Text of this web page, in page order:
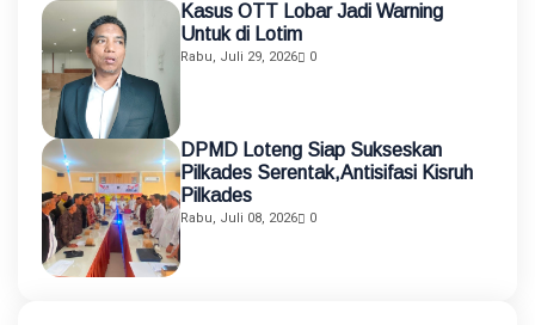
Kasus OTT Lobar Jadi Warning
Untuk di Lotim
Rabu, Juli 29, 2026 0
DPMD Loteng Siap Sukseskan
Pilkades Serentak,Antisifasi Kisruh
Pilkades
Rabu, Juli 08, 2026 0